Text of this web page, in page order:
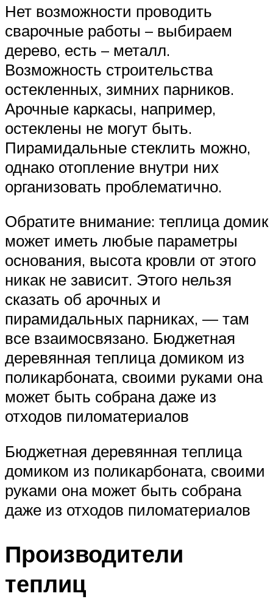
Нет возможности проводить
сварочные работы – выбираем
дерево, есть – металл.
Возможность строительства
остекленных, зимних парников.
Арочные каркасы, например,
остеклены не могут быть.
Пирамидальные стеклить можно,
однако отопление внутри них
организовать проблематично.
Обратите внимание: теплица домик
может иметь любые параметры
основания, высота кровли от этого
никак не зависит. Этого нельзя
сказать об арочных и
пирамидальных парниках, — там
все взаимосвязано. Бюджетная
деревянная теплица домиком из
поликарбоната, своими руками она
может быть собрана даже из
отходов пиломатериалов
Бюджетная деревянная теплица
домиком из поликарбоната, своими
руками она может быть собрана
даже из отходов пиломатериалов
Производители
теплиц